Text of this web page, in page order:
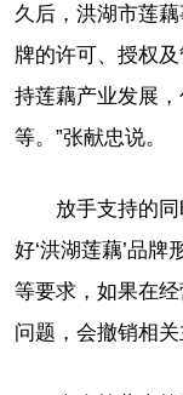
久后，洪湖市莲
牌的许可、授权
持莲藕产业发展
等。”张献忠说。
放手支持的
好‘洪湖莲藕’品
等要求，如果在
问题，会撤销相关